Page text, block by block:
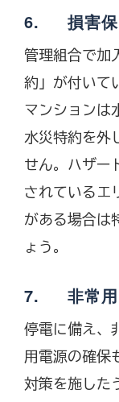
6. 損害保
管理組合で加
約」が付いて
マンションは
水災特約を外
せん。ハザー
されているエ
がある場合は
ょう。
7. 非常用
停電に備え、
用電源の確保
対策を施した